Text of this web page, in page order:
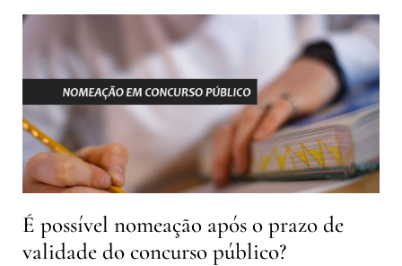
É possível nomeação após o prazo de
validade do concurso público?